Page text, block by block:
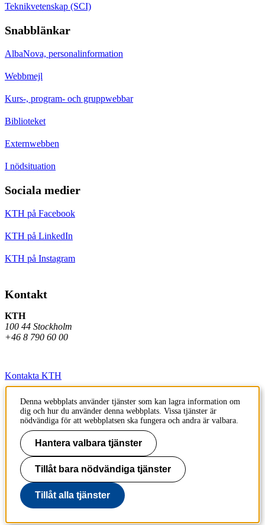
Teknikvetenskap (SCI)
Snabblänkar
AlbaNova, personalinformation
Webbmejl
Kurs-, program- och gruppwebbar
Biblioteket
Externwebben
I nödsituation
Sociala medier
KTH på Facebook
KTH på LinkedIn
KTH på Instagram
Kontakt
KTH
100 44 Stockholm
+46 8 790 60 00
Kontakta KTH
Jobba på KTH
Press och media
Faktura och betalning KTH
Om KTH:s webbplatser
Tillgänglighetsredogörelse
Denna webbplats använder tjänster som kan lagra information om
dig och hur du använder denna webbplats. Vissa tjänster är
nödvändiga för att webbplatsen ska fungera och andra är valbara.
Hantera valbara tjänster
Tillåt bara nödvändiga tjänster
Tillåt alla tjänster